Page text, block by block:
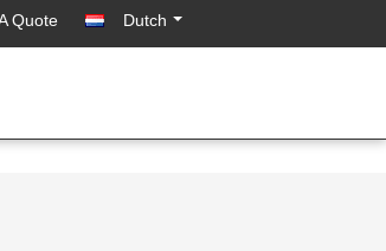
Quote Dutch